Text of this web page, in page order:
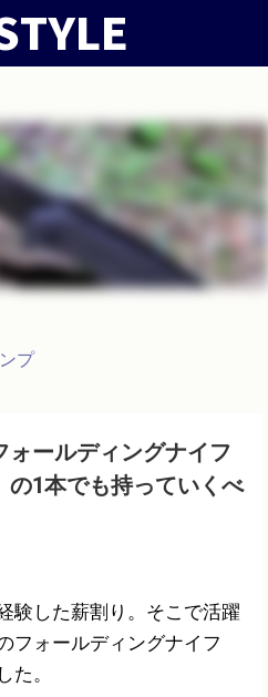
プ
ォールディングナイフ
の1本でも持っていくべ
験した薪割り。そこで活躍
フォールディングナイフ
た。